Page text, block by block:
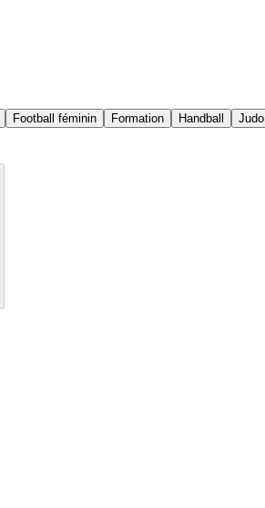
Football féminin Formation Handball Judo